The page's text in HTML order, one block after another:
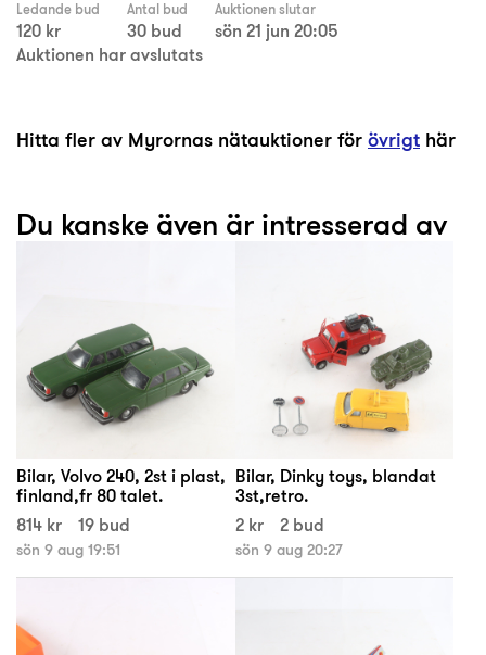
Ledande bud
120 kr
Antal bud
30 bud
Auktionen slutar
sön 21 jun 20:05
Auktionen har avslutats
Hitta fler av Myrornas nätauktioner förövrigt här
Du kanske även är intresserad av
Bilar, Volvo 240, 2st i plast,
finland,fr 80 talet.
814 kr
19 bud
sön 9 aug 19:51
Bilar, Dinky toys, blandat
3st,retro.
2 kr
2 bud
sön 9 aug 20:27